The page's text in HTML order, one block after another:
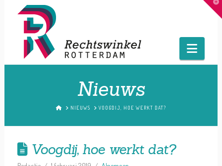
Nieuws
HOMENIEUWS VOOGDIJ, HOE WERKT DAT?
Voogdij, hoe werkt dat?